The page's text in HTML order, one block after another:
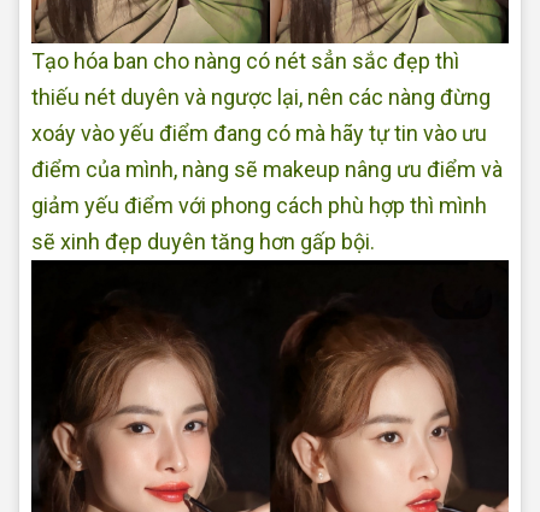
Tạo hóa ban cho nàng có nét sẳn sắc đẹp thì
thiếu nét duyên và ngược lại, nên các nàng đừng
xoáy vào yếu điểm đang có mà hãy tự tin vào ưu
điểm của mình, nàng sẽ makeup nâng ưu điểm và
giảm yếu điểm với phong cách phù hợp thì mình
sẽ xinh đẹp duyên tăng hơn gấp bội.